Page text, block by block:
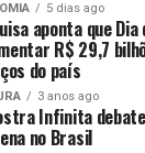
5 dias ago
aponta que Dia
R$ 29,7
do país
3 anos ago
Infinita
no Brasil